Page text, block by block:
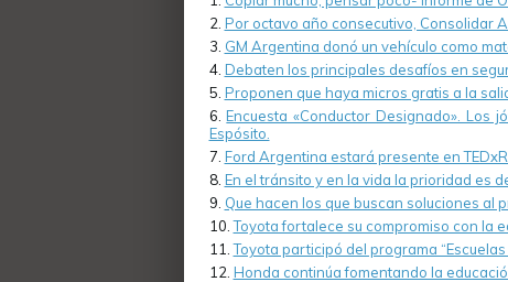
Por octavo año consecutivo, Consolidar
GM Argentina donó un vehículo como
Debaten los principales desafíos en
Proponen que haya micros gratis a la
Encuesta «Conductor Designado». Los
Espósito.
Ford Argentina estará presente en
En el tránsito y en la vida la prioridad es
Que hacen los que buscan soluciones al
Toyota fortalece su compromiso con la
Toyota participó del programa
Honda continúa fomentando la